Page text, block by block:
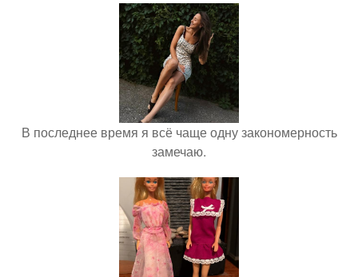
В последнее время я всё чаще одну закономерность
замечаю.